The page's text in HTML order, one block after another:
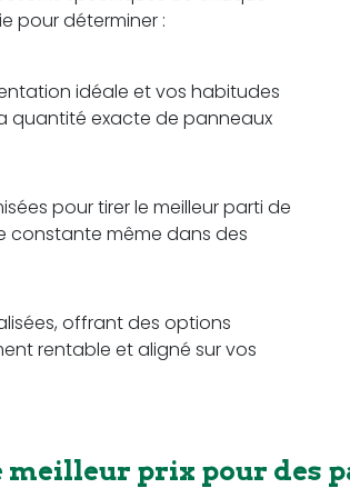
pour déterminer :
idéale et vos habitudes
quantité exacte de panneaux
pour tirer le meilleur parti de
constante même dans des
offrant des options
rentable et aligné sur vos
meilleur prix pour des